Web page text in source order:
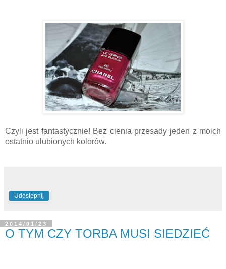
Czyli jest fantastycznie! Bez cienia przesady jeden z moich
ostatnio ulubionych kolorów.
Udostępnij
2014/01/23
O TYM CZY TORBA MUSI SIEDZIEĆ